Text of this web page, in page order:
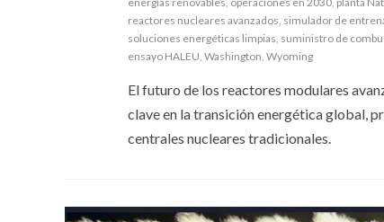
reactores nucleares avanzados simulador de
soluciones energéticas limpias suministro de
ensayo HALEU Washington Wyoming
El futuro de los reactores modulares
clave en la transición energética global,
centrales nucleares tradicionales.